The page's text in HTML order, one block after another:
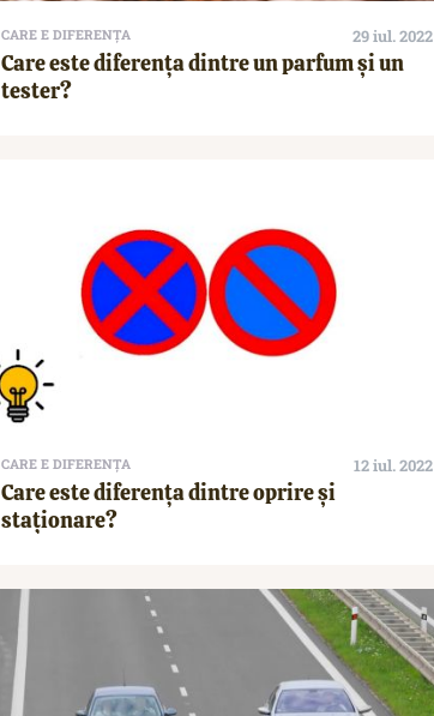
CARE E DIFERENȚA 29 iul. 2022
Care este diferența dintre un parfum și un
tester?
CARE E DIFERENȚA 12 iul. 2022
Care este diferența dintre oprire și
staționare?